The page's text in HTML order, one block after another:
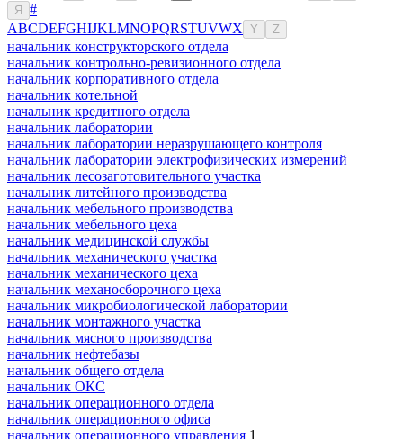
Я
#
ABCDEFGHIJKLMNOPQRSTUVWX Y Z
начальник конструкторского отдела
начальник контрольно-ревизионного отдела
начальник корпоративного отдела
начальник котельной
начальник кредитного отдела
начальник лаборатории
начальник лаборатории неразрушающего контроля
начальник лаборатории электрофизических измерений
начальник лесозаготовительного участка
начальник литейного производства
начальник мебельного производства
начальник мебельного цеха
начальник медицинской службы
начальник механического участка
начальник механического цеха
начальник механосборочного цеха
начальник микробиологической лаборатории
начальник монтажного участка
начальник мясного производства
начальник нефтебазы
начальник общего отдела
начальник ОКС
начальник операционного отдела
начальник операционного офиса
начальник операционного управления 1